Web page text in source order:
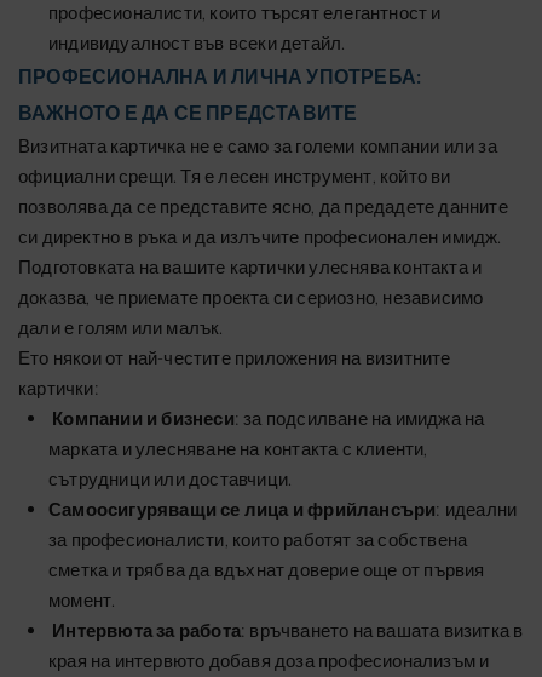
професионалисти, които търсят елегантност и
индивидуалност във всеки детайл.
ПРОФЕСИОНАЛНА И ЛИЧНА УПОТРЕБА:
ВАЖНОТО Е ДА СЕ ПРЕДСТАВИТЕ
Визитната картичка не е само за големи компании или за
официални срещи. Тя е лесен инструмент, който ви
позволява да се представите ясно, да предадете данните
си директно в ръка и да излъчите професионален имидж.
Подготовката на вашите картички улеснява контакта и
доказва, че приемате проекта си сериозно, независимо
дали е голям или малък.
Ето някои от най-честите приложения на визитните
картички:
Компании и бизнеси: за подсилване на имиджа на
марката и улесняване на контакта с клиенти,
сътрудници или доставчици.
Самоосигуряващи се лица и фрийлансъри: идеални
за професионалисти, които работят за собствена
сметка и трябва да вдъхнат доверие още от първия
момент.
Интервюта за работа: връчването на вашата визитка в
края на интервюто добавя доза професионализъм и